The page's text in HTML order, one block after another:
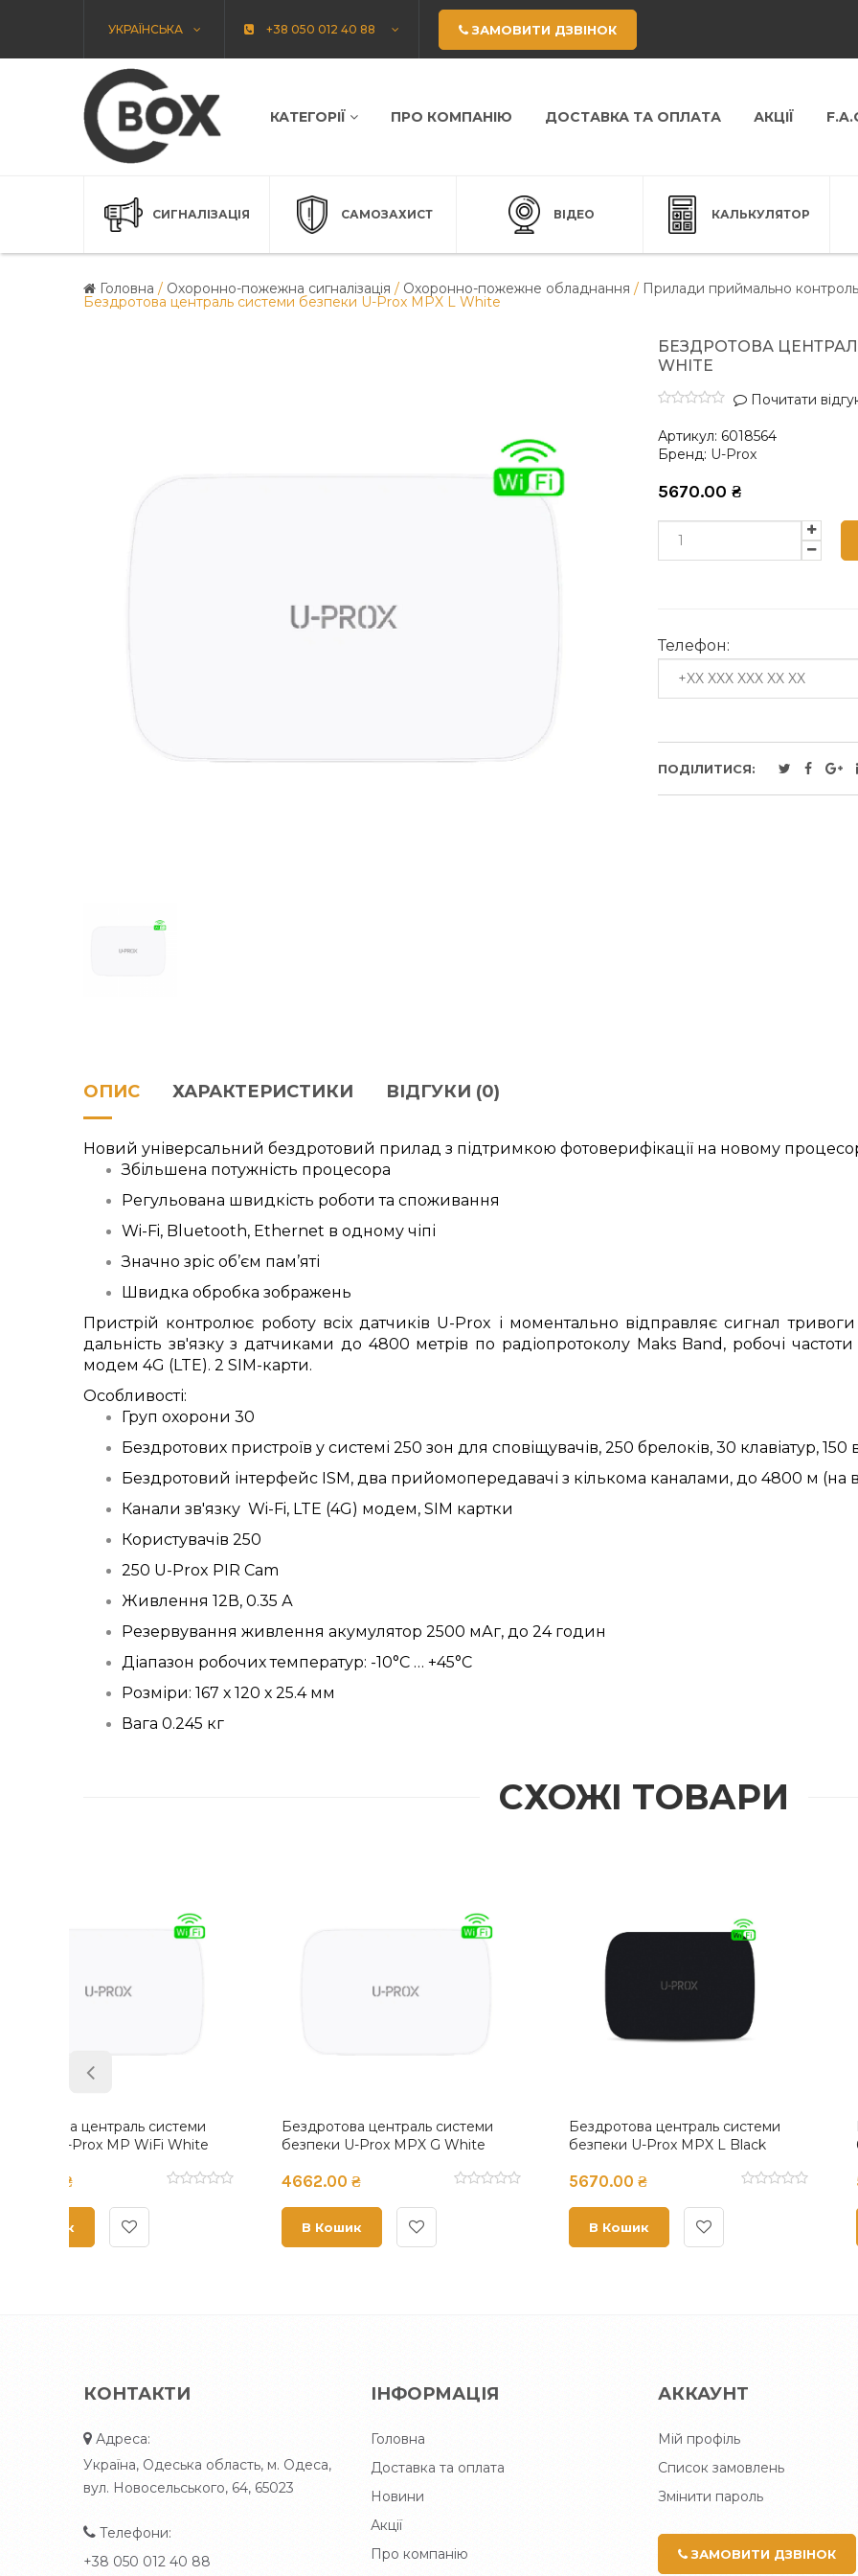
УКРАЇНСЬКА +38 050 012 40 88 ЗАМОВИТИ ДЗВІНОК
КАТЕГОРІЇ ПРО КОМПАНІЮ ДОСТАВКА ТА ОПЛАТА АКЦІЇ
СИГНАЛІЗАЦІЯ САМОЗАХИСТ ВІДЕО КАЛЬКУЛЯТОР
Головна / Охоронно-пожежна сигналізація / Охоронно-пожежне обладнання / Прилади приймально
Бездротова централь системи безпеки U-Prox MPX L White
БЕЗДРОТОВА
WHITE
Почитати
Артикул: 6018564
Бренд: U-Prox
5670.00 ₴
Телефон:
ПОДІЛИТИСЯ:
ОПИС ХАРАКТЕРИСТИКИ ВІДГУКИ (0)
Новий універсальний бездротовий прилад з підтримкою фотоверифікації на новому
Збільшена потужність процесора
Регульована швидкість роботи та споживання
Wi-Fi, Bluetooth, Ethernet в одному чіпі
Значно зріс об’єм пам’яті
Швидка обробка зображень
Пристрій контролює роботу всіх датчиків U-Prox і моментально відправляє сигнал
дальність зв'язку з датчиками до 4800 метрів по радіопротоколу Maks Band, робочі
модем 4G (LTE). 2 SIM-карти.
Особливості:
Груп охорони 30
Бездротових пристроїв у системі 250 зон для сповіщувачів, 250 брелоків, 30 клавіатур, 150
Бездротовий інтерфейс ISM, два прийомопередавачі з кількома каналами, до 4800 м (на
Канали зв'язку Wi-Fi, LTE (4G) модем, SIM картки
Користувачів 250
250 U-Prox PIR Cam
Живлення 12В, 0.35 А
Резервування живлення акумулятор 2500 мАг, до 24 годин
Діапазон робочих температур: -10°C … +45°C
Розміри: 167 х 120 х 25.4 мм
Вага 0.245 кг
СХОЖІ ТОВАРИ
Бездротова централь системи
безпеки U-Prox MPX G White
4662.00 ₴
В Кошик
Бездротова централь системи
безпеки U-Prox MPX L Black
5670.00 ₴
В Кошик
Бездротова централь
безпеки U-Prox MPX L
5670.00 ₴
В Кошик
КОНТАКТИ
Адреса:
Україна, Одеська область, м. Одеса,
вул. Новосельського, 64, 65023
Телефони:
+38 050 012 40 88
ІНФОРМАЦІЯ
Головна
Доставка та оплата
Новини
Акції
Про компанію
АККАУНТ
Мій профіль
Список замовлень
Змінити пароль
ЗАМОВИТИ ДЗВІНОК